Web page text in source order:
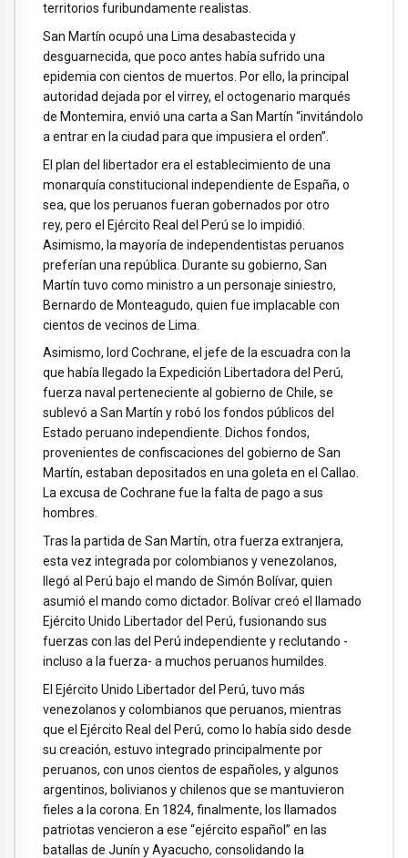
territorios furibundamente realistas.
San Martín ocupó una Lima desabastecida y
desguarnecida, que poco antes había sufrido una
epidemia con cientos de muertos. Por ello, la principal
autoridad dejada por el virrey, el octogenario marqués
de Montemira, envió una carta a San Martín “invitándolo
a entrar en la ciudad para que impusiera el orden”.
El plan del libertador era el establecimiento de una
monarquía constitucional independiente de España, o
sea, que los peruanos fueran gobernados por otro
rey, pero el Ejército Real del Perú se lo impidió.
Asimismo, la mayoría de independentistas peruanos
preferían una república. Durante su gobierno, San
Martín tuvo como ministro a un personaje siniestro,
Bernardo de Monteagudo, quien fue implacable con
cientos de vecinos de Lima.
Asimismo, lord Cochrane, el jefe de la escuadra con la
que había llegado la Expedición Libertadora del Perú,
fuerza naval perteneciente al gobierno de Chile, se
sublevó a San Martín y robó los fondos públicos del
Estado peruano independiente. Dichos fondos,
provenientes de confiscaciones del gobierno de San
Martín, estaban depositados en una goleta en el Callao.
La excusa de Cochrane fue la falta de pago a sus
hombres.
Tras la partida de San Martín, otra fuerza extranjera,
esta vez integrada por colombianos y venezolanos,
llegó al Perú bajo el mando de Simón Bolívar, quien
asumió el mando como dictador. Bolívar creó el llamado
Ejército Unido Libertador del Perú, fusionando sus
fuerzas con las del Perú independiente y reclutando -
incluso a la fuerza- a muchos peruanos humildes.
El Ejército Unido Libertador del Perú, tuvo más
venezolanos y colombianos que peruanos, mientras
que el Ejército Real del Perú, como lo había sido desde
su creación, estuvo integrado principalmente por
peruanos, con unos cientos de españoles, y algunos
argentinos, bolivianos y chilenos que se mantuvieron
fieles a la corona. En 1824, finalmente, los llamados
patriotas vencieron a ese “ejército español” en las
batallas de Junín y Ayacucho, consolidando la